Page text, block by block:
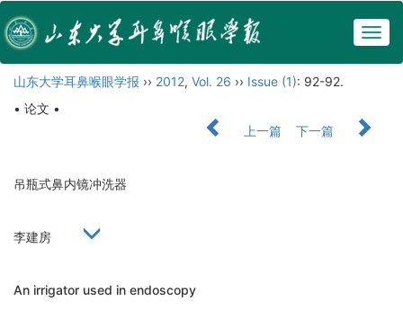
山东大学耳鼻喉眼学报 ›› 2012, Vol. 26 ›› Issue (1): 92-92.
• 论文 •
上一篇
下一篇
吊瓶式鼻内镜冲洗器
李建房
An irrigator used in endoscopy